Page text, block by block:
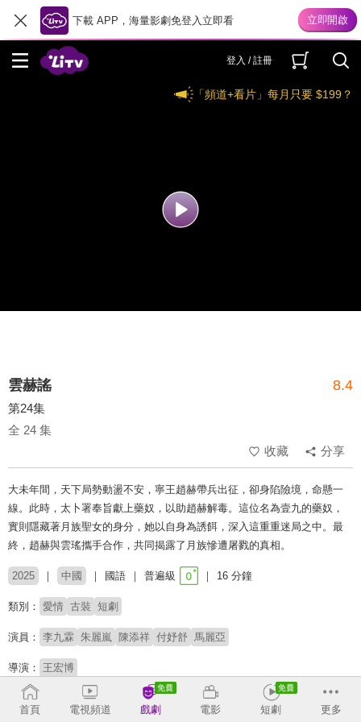
下載 APP，海量影劇免登入立即看
登入 / 註冊
「頻道+看片」每月只要 $199？
雲赫謠 8.4
第24集
全 24 集
收藏
分享
大未年間，天下局勢動盪不安，寧王趙赫帶兵出征，卻身陷險境，命懸一
線。此時，太卜署奉旨獻上藥奴，以助趙赫解毒。這位名為壹九的藥奴，
實則隱藏著月族聖女的身分，她以自身為誘餌，深入這重重迷局之中。最
終，趙赫與雲瑤攜手合作，共同揭露了月族慘遭屠戮的真相。
2025 中國 國語 普遍級 16 分鐘
類別： 愛情 古裝 短劇
演員： 李九霖 朱麗嵐 陳添祥 付妤舒 馬麗亞
導演： 王宏博
首頁 電視頻道 戲劇 電影 短劇 更多